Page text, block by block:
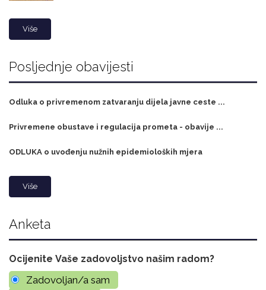
Više
Posljednje obavijesti
Odluka o privremenom zatvaranju dijela javne ceste ...
Privremene obustave i regulacija prometa - obavije ...
ODLUKA o uvođenju nužnih epidemioloških mjera
Više
Anketa
Ocijenite Vaše zadovoljstvo našim radom?
Zadovoljan/a sam